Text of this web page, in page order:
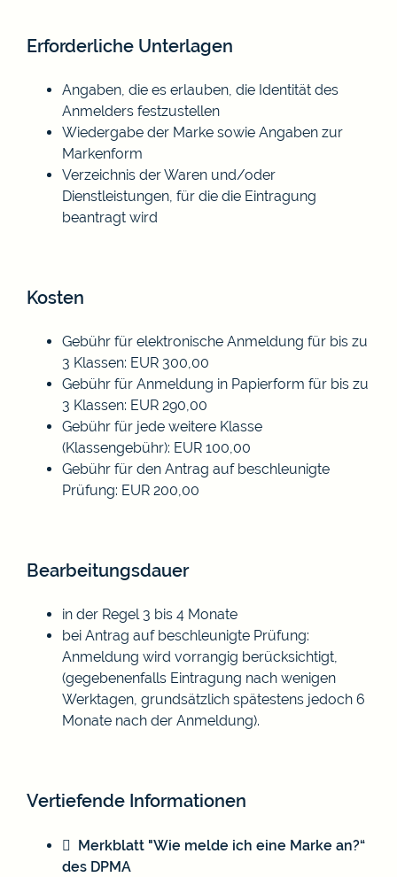
Erforderliche Unterlagen
Angaben, die es erlauben, die Identität des
Anmelders festzustellen
Wiedergabe der Marke sowie Angaben zur
Markenform
Verzeichnis der Waren und/oder
Dienstleistungen, für die die Eintragung
beantragt wird
Kosten
Gebühr für elektronische Anmeldung für bis zu
3 Klassen: EUR 300,00
Gebühr für Anmeldung in Papierform für bis zu
3 Klassen: EUR 290,00
Gebühr für jede weitere Klasse
(Klassengebühr): EUR 100,00
Gebühr für den Antrag auf beschleunigte
Prüfung: EUR 200,00
Bearbeitungsdauer
in der Regel 3 bis 4 Monate
bei Antrag auf beschleunigte Prüfung:
Anmeldung wird vorrangig berücksichtigt,
(gegebenenfalls Eintragung nach wenigen
Werktagen, grundsätzlich spätestens jedoch 6
Monate nach der Anmeldung).
Vertiefende Informationen
Merkblatt "Wie melde ich eine Marke an?“
des DPMA